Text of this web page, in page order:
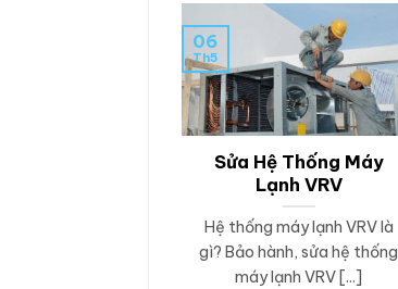
Sửa Hệ Thống Máy
Lạnh VRV
Hệ thống máy lạnh VRV là
gì? Bảo hành, sửa hệ thống
máy lạnh VRV [...]
06
Th5